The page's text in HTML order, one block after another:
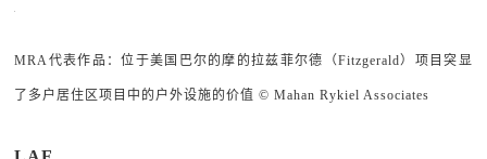
MRA代表作品：位于美国巴尔的摩的拉兹菲尔德（Fitzgerald）项目突显
了多户居住区项目中的户外设施的价值 © Mahan Rykiel Associates